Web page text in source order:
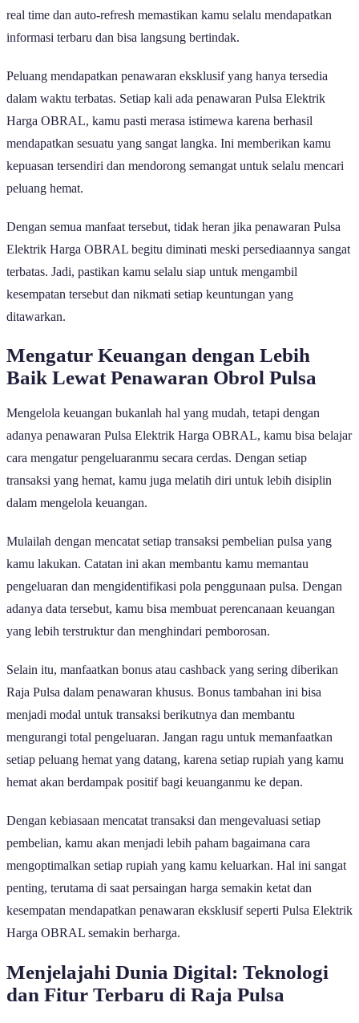
real time dan auto-refresh memastikan kamu selalu mendapatkan
informasi terbaru dan bisa langsung bertindak.
Peluang mendapatkan penawaran eksklusif yang hanya tersedia
dalam waktu terbatas. Setiap kali ada penawaran Pulsa Elektrik
Harga OBRAL, kamu pasti merasa istimewa karena berhasil
mendapatkan sesuatu yang sangat langka. Ini memberikan kamu
kepuasan tersendiri dan mendorong semangat untuk selalu mencari
peluang hemat.
Dengan semua manfaat tersebut, tidak heran jika penawaran Pulsa
Elektrik Harga OBRAL begitu diminati meski persediaannya sangat
terbatas. Jadi, pastikan kamu selalu siap untuk mengambil
kesempatan tersebut dan nikmati setiap keuntungan yang
ditawarkan.
Mengatur Keuangan dengan Lebih
Baik Lewat Penawaran Obrol Pulsa
Mengelola keuangan bukanlah hal yang mudah, tetapi dengan
adanya penawaran Pulsa Elektrik Harga OBRAL, kamu bisa belajar
cara mengatur pengeluaranmu secara cerdas. Dengan setiap
transaksi yang hemat, kamu juga melatih diri untuk lebih disiplin
dalam mengelola keuangan.
Mulailah dengan mencatat setiap transaksi pembelian pulsa yang
kamu lakukan. Catatan ini akan membantu kamu memantau
pengeluaran dan mengidentifikasi pola penggunaan pulsa. Dengan
adanya data tersebut, kamu bisa membuat perencanaan keuangan
yang lebih terstruktur dan menghindari pemborosan.
Selain itu, manfaatkan bonus atau cashback yang sering diberikan
Raja Pulsa dalam penawaran khusus. Bonus tambahan ini bisa
menjadi modal untuk transaksi berikutnya dan membantu
mengurangi total pengeluaran. Jangan ragu untuk memanfaatkan
setiap peluang hemat yang datang, karena setiap rupiah yang kamu
hemat akan berdampak positif bagi keuanganmu ke depan.
Dengan kebiasaan mencatat transaksi dan mengevaluasi setiap
pembelian, kamu akan menjadi lebih paham bagaimana cara
mengoptimalkan setiap rupiah yang kamu keluarkan. Hal ini sangat
penting, terutama di saat persaingan harga semakin ketat dan
kesempatan mendapatkan penawaran eksklusif seperti Pulsa Elektrik
Harga OBRAL semakin berharga.
Menjelajahi Dunia Digital: Teknologi
dan Fitur Terbaru di Raja Pulsa